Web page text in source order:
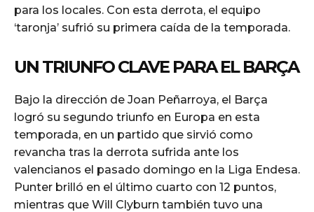
para los locales. Con esta derrota, el equipo
‘taronja’ sufrió su primera caída de la temporada.
UN TRIUNFO CLAVE PARA EL BARÇA
Bajo la dirección de Joan Peñarroya, el Barça
logró su segundo triunfo en Europa en esta
temporada, en un partido que sirvió como
revancha tras la derrota sufrida ante los
valencianos el pasado domingo en la Liga Endesa.
Punter brilló en el último cuarto con 12 puntos,
mientras que Will Clyburn también tuvo una